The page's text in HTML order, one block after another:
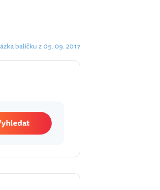
balíčku z 05. 09. 2017